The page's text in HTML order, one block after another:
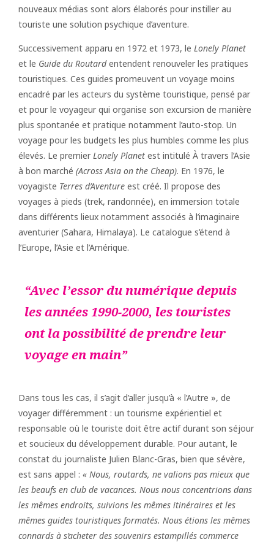
nouveaux médias sont alors élaborés pour instiller au
touriste une solution psychique d’aventure.
Successivement apparu en 1972 et 1973, le Lonely Planet
et le Guide du Routardentendent renouveler les pratiques
touristiques. Ces guides promeuvent un voyage moins
encadré par les acteurs du système touristique, pensé par
et pour le voyageur qui organise son excursion de manière
plus spontanée et pratique notamment l’auto-stop. Un
voyage pour les budgets les plus humbles comme les plus
élevés. Le premier Lonely Planet est intitulé À travers l’Asie
à bon marché (Across Asia on the Cheap). En 1976, le
voyagiste Terres d’Aventure est créé. Il propose des
voyages à pieds (trek, randonnée), en immersion totale
dans différents lieux notamment associés à l’imaginaire
aventurier (Sahara, Himalaya). Le catalogue s’étend à
l’Europe, l’Asie et l’Amérique.
Avec l’essor du numérique depuis
les années 1990-2000, les touristes
ont la possibilité de prendre leur
voyage en main
Dans tous les cas, il s’agit d’aller jusqu’à « l’Autre », de
voyager différemment : un tourisme expérientiel et
responsable où le touriste doit être actif durant son séjour
et soucieux du développement durable. Pour autant, le
constat du journaliste Julien Blanc-Gras, bien que sévère,
est sans appel : « Nous, routards, ne valions pas mieux que
les beaufs en club de vacances. Nous nous concentrions dans
les mêmes endroits, suivions les mêmes itinéraires et les
mêmes guides touristiques formatés. Nous étions les mêmes
connards à s’acheter des souvenirs estampillés commerce